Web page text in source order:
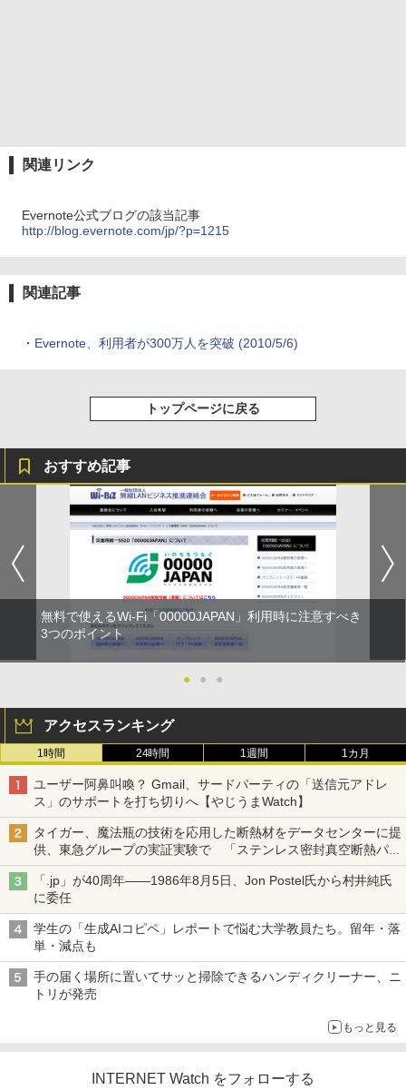
関連リンク
Evernote公式ブログの該当記事
http://blog.evernote.com/jp/?p=1215
関連記事
・ Evernote、利用者が300万人を突破 (2010/5/6)
トップページに戻る
おすすめ記事
無料で使えるWi-Fi「00000JAPAN」利用時に注意すべき
3つのポイント
● ● ●
アクセスランキング
1時間 24時間 1週間 1カ月
ユーザー阿鼻叫喚？ Gmail、サードパーティの「送信元アドレ
ス」のサポートを打ち切りへ【やじうまWatch】
タイガー、魔法瓶の技術を応用した断熱材をデータセンターに提
供、東急グループの実証実験で 「ステンレス密封真空断熱パネ
ル TIVIP」
「.jp」が40周年――1986年8月5日、Jon Postel氏から村井純氏
に委任
学生の「生成AIコピペ」レポートで悩む大学教員たち。留年・落
単・減点も
手の届く場所に置いてサッと掃除できるハンディクリーナー、ニ
トリが発売
もっと見る
INTERNET Watch をフォローする